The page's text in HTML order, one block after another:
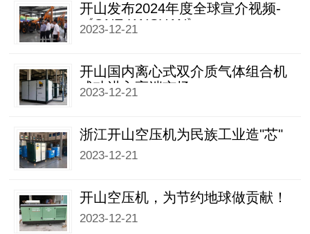
开山发布2024年度全球宣介视频-
《ONE KAISHAN》
2023-12-21
开山国内离心式双介质气体组合机
成功进入高端市场
2023-12-21
浙江开山空压机为民族工业造"芯"
2023-12-21
开山空压机，为节约地球做贡献！
2023-12-21